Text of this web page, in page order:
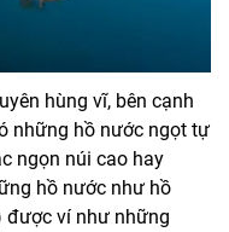
hùng vĩ, bên cạnh
những hồ nước ngọt tự
ngọn núi cao hay
hồ nước như hồ
được ví như những